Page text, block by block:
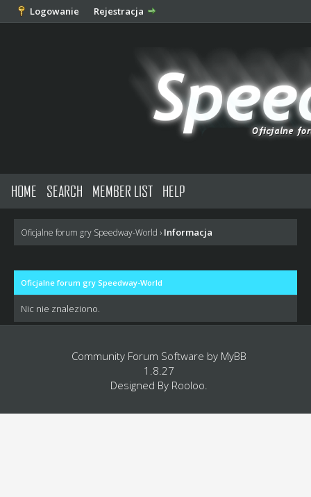
Logowanie Rejestracja
HOME SEARCH MEMBER LIST HELP
Oficjalne forum gry Speedway-World › Informacja
Oficjalne forum gry Speedway-World
Nic nie znaleziono.
Community Forum Software by MyBB
1.8.27
Designed By Rooloo.